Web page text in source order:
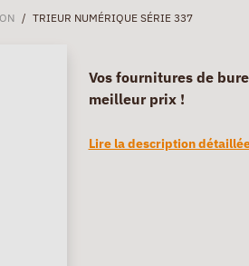
/ TRIEUR NUMÉRIQUE SÉRIE 337
Vos fournitures de
meilleur prix !
Lire la description